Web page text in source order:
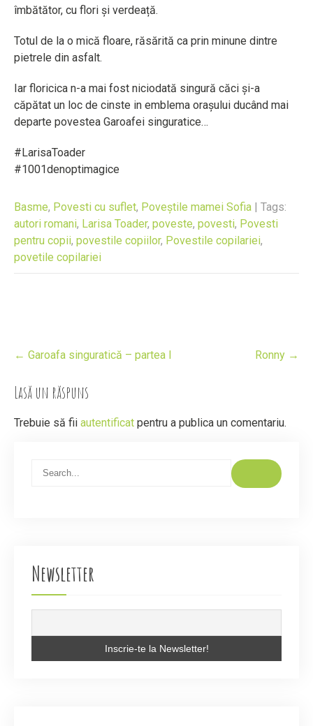
îmbătător, cu flori și verdeață.
Totul de la o mică floare, răsărită ca prin minune dintre
pietrele din asfalt.
Iar floricica n-a mai fost niciodată singură căci și-a
căpătat un loc de cinste in emblema orașului ducând mai
departe povestea Garoafei singuratice…
#LarisaToader
#1001denoptimagice
Basme, Povesti cu suflet, Poveștile mamei Sofia | Tags:
autori romani, Larisa Toader, poveste, povesti, Povesti
pentru copii, povestile copiilor, Povestile copilariei,
povetile copilariei
Post
navigation
← Garoafa singuratică – partea I Ronny →
Lasă un răspuns
Trebuie să fii autentificat pentru a publica un comentariu.
Newsletter